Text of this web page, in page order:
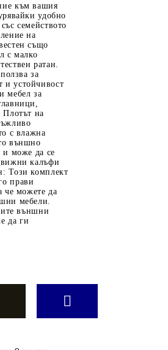
към вашия
удобно
семейството
на
също
с малко
ратан.
за
и устойчивост
мебел за
Плотът на
с влажна
външно
и може да се
калъфи
Този комплект
прави
че можете да
мебели.
външни
да ги